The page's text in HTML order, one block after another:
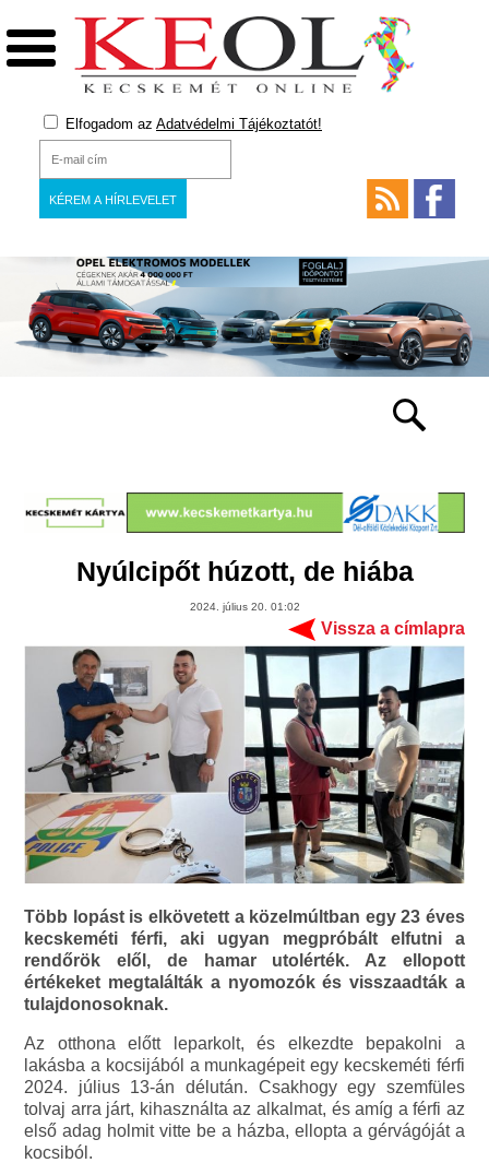
Elfogadom az Adatvédelmi Tájékoztatót!
Nyúlcipőt húzott, de hiába
2024. július 20. 01:02
Vissza a címlapra
Több lopást is elkövetett a közelmúltban egy 23 éves
kecskeméti férfi, aki ugyan megpróbált elfutni a
rendőrök elől, de hamar utolérték. Az ellopott
értékeket megtalálták a nyomozók és visszaadták a
tulajdonosoknak.
Az otthona előtt leparkolt, és elkezdte bepakolni a
lakásba a kocsijából a munkagépeit egy kecskeméti férfi
2024. július 13-án délután. Csakhogy egy szemfüles
tolvaj arra járt, kihasználta az alkalmat, és amíg a férfi az
első adag holmit vitte be a házba, ellopta a gérvágóját a
kocsiból.